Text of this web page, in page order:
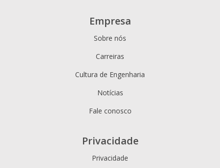
Empresa
Sobre nós
Carreiras
Cultura de Engenharia
Notícias
Fale conosco
Privacidade
Privacidade